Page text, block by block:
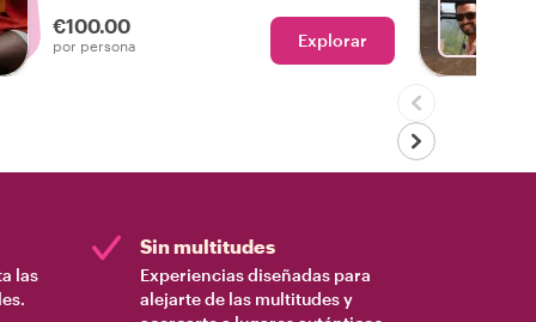
la bebida favorita de los lugareños!
€100.00
por persona Explorar
las
Sin multitudes
Experiencias diseñadas para
alejarte de las multitudes y